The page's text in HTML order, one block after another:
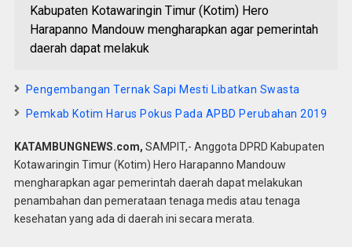
Kabupaten Kotawaringin Timur (Kotim) Hero
Harapanno Mandouw mengharapkan agar pemerintah
daerah dapat melakuk
Pengembangan Ternak Sapi Mesti Libatkan Swasta
Pemkab Kotim Harus Pokus Pada APBD Perubahan 2019
KATAMBUNGNEWS.com, SAMPIT,- Anggota DPRD Kabupaten
Kotawaringin Timur (Kotim) Hero Harapanno Mandouw
mengharapkan agar pemerintah daerah dapat melakukan
penambahan dan pemerataan tenaga medis atau tenaga
kesehatan yang ada di daerah ini secara merata.